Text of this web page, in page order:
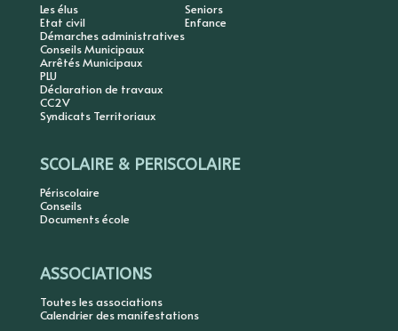
Les élus
Etat civil
Démarches administratives
Conseils Municipaux
Arrêtés Municipaux
PLU
Déclaration de travaux
CC2V
Syndicats Territoriaux
Seniors
Enfance
SCOLAIRE & PERISCOLAIRE
Périscolaire
Conseils
Documents école
ASSOCIATIONS
Toutes les associations
Calendrier des manifestations